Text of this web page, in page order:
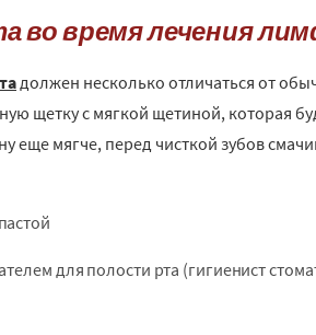
во время лечения
должен несколько отличаться от
щетку с мягкой щетиной, которая
еще мягче, перед чисткой зубов
для полости рта (гигиенист